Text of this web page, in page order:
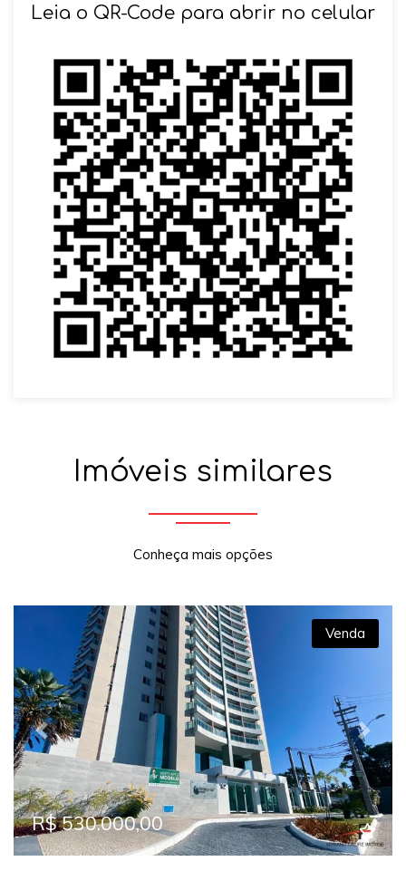
Leia o QR-Code para abrir no celular
Imóveis similares
Conheça mais opções
Previous Next
Venda
R$ 530.000,00